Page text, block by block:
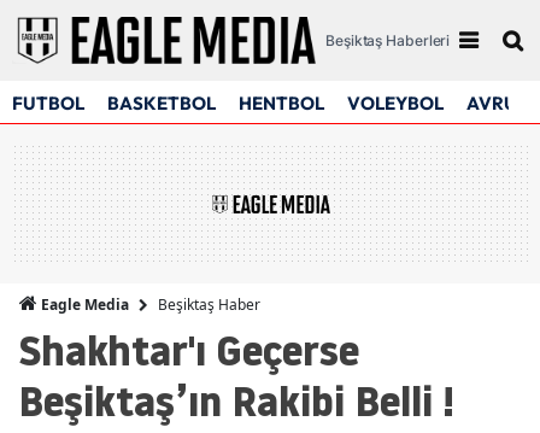
Beşiktaş Haberleri
FUTBOL BASKETBOL HENTBOL VOLEYBOL
Eagle Media Beşiktaş Haber
Shakhtar'ı Geçerse
Beşiktaş’ın Rakibi Belli !